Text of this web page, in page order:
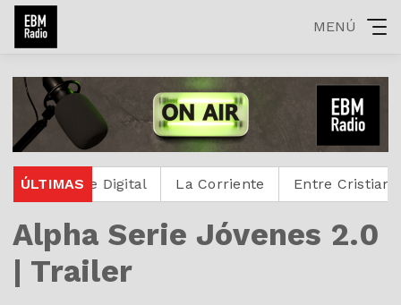
MENÚ
ÚLTIMASDigital La Corriente Entre Cristianos
Alpha Serie Jóvenes 2.0
| Trailer